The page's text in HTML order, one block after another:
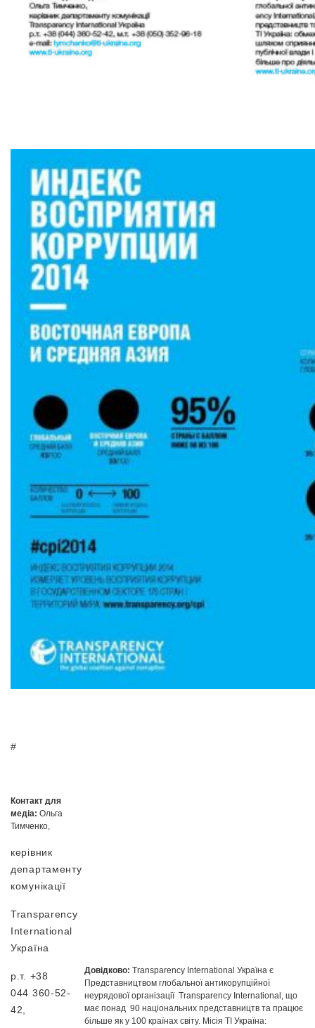
#
Контакт для
медіа: Ольга
Тимченко,
керівник
департаменту
комунікації
Transparency
International
Україна
р.т. +38
044 360-52-
42,
Довідково: Transparency International Україна є
Представництвом глобальної антикорупційної
неурядової організації Transparency International, що
має понад 90 національних представництв та працює
більше як у 100 країнах світу. Місія ТІ Україна: